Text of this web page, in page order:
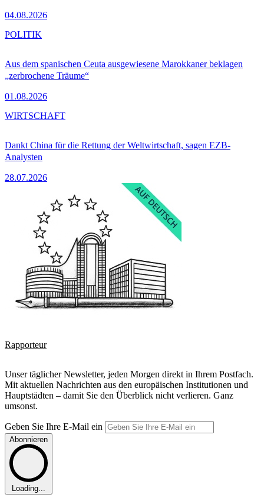
04.08.2026
Aus dem spanischen Ceuta ausgewiesene Marokkaner beklagen
„zerbrochene Träume“
01.08.2026
POLITIK
Dankt China für die Rettung der Weltwirtschaft, sagen EZB-
Analysten
28.07.2026
WIRTSCHAFT
Rapporteur
Unser täglicher Newsletter, jeden Morgen direkt in Ihrem Postfach.
Mit aktuellen Nachrichten aus den europäischen Institutionen und
Hauptstädten – damit Sie den Überblick nicht verlieren. Ganz
umsonst.
Geben Sie Ihre E-Mail ein
Abonnieren
Loading...